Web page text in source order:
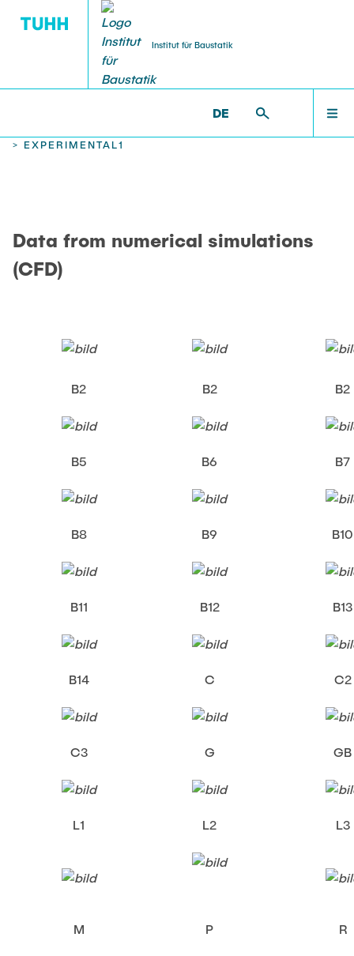
Institut für Baustatik
DE
LEHRE
> EXPERIMENTAL1
Data from numerical simulations
(CFD)
B2 B2 B2
B5 B6 B7
B8 B9 B10
B11 B12 B13
B14 C C2
C3 G GB
L1 L2 L3
M P R